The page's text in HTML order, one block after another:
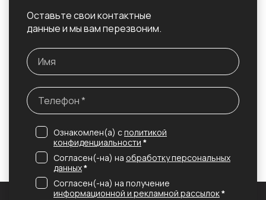
Оставьте свои контактные
данные и мы вам перезвоним.
Ознакомлен(а) сполитикой
конфиденциальности *
Согласен(-на) на обработку персональных
данных*
Согласен(-на) на получение
информационной и рекламной рассылок*